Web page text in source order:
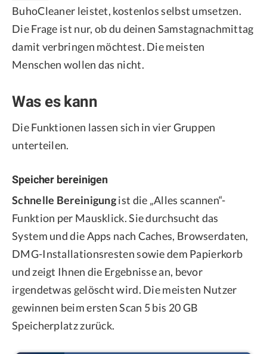
BuhoCleaner leistet, kostenlos selbst umsetzen.
Die Frage ist nur, ob du deinen Samstagnachmittag
damit verbringen möchtest. Die meisten
Menschen wollen das nicht.
Was es kann
Die Funktionen lassen sich in vier Gruppen
unterteilen.
Speicher bereinigen
Schnelle Bereinigungist die „Alles scannen“-
Funktion per Mausklick. Sie durchsucht das
System und die Apps nach Caches, Browserdaten,
DMG-Installationsresten sowie dem Papierkorb
und zeigt Ihnen die Ergebnisse an, bevor
irgendetwas gelöscht wird. Die meisten Nutzer
gewinnen beim ersten Scan 5 bis 20 GB
Speicherplatz zurück.